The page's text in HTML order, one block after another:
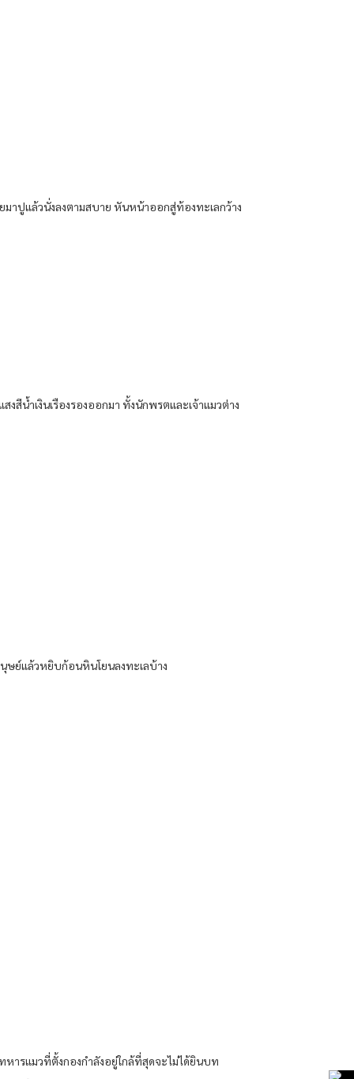
าปูแล้วนั่งลงตามสบาย หันหน้าออกสู่ท้องทะเลกว้าง
น้ำเงินเรืองรองออกมา ทั้งนักพรตและเจ้าแมวต่าง
ษย์แล้วหยิบก้อนหินโยนลงทะเลบ้าง
หารแมวที่ตั้งกองกำลังอยู่ใกล้ที่สุดจะไม่ได้ยินบท